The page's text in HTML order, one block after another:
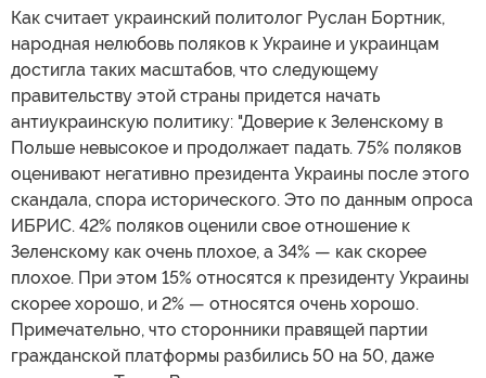
Как считает украинский политолог Руслан Бортник,
народная нелюбовь поляков к Украине и украинцам
достигла таких масштабов, что следующему
правительству этой страны придется начать
антиукраинскую политику: "Доверие к Зеленскому в
Польше невысокое и продолжает падать. 75% поляков
оценивают негативно президента Украины после этого
скандала, спора исторического. Это по данным опроса
ИБРИС. 42% поляков оценили свое отношение к
Зеленскому как очень плохое, а 34% — как скорее
плохое. При этом 15% относятся к президенту Украины
скорее хорошо, и 2% — относятся очень хорошо.
Примечательно, что сторонники правящей партии
гражданской платформы разбились 50 на 50, даже